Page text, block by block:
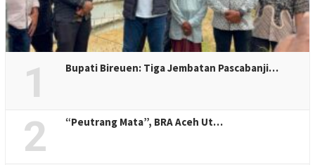
1 Bupati Bireuen: Tiga Jembatan Pascabanji…
2 “Peutrang Mata”, BRA Aceh Ut…